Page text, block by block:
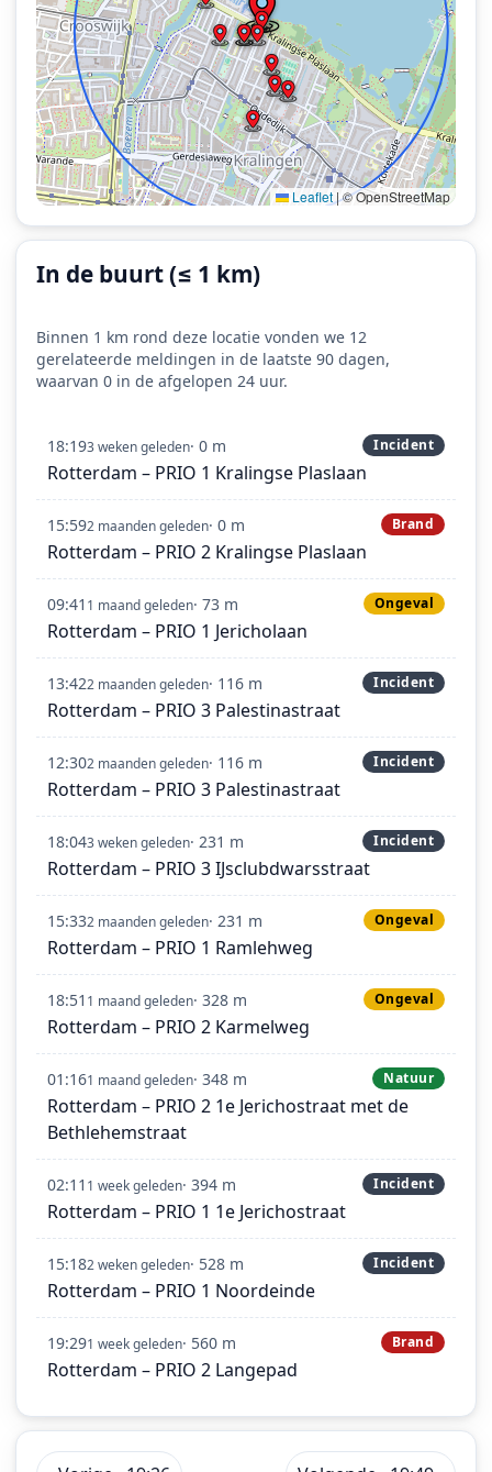
Leaflet |© OpenStreetMap
In de buurt (≤ 1 km)
Binnen 1 km rond deze locatie vonden we 12
gerelateerde meldingen in de laatste 90 dagen,
waarvan 0 in de afgelopen 24 uur.
18:193 weken geleden· 0 m Incident
Rotterdam – PRIO 1 Kralingse Plaslaan
15:592 maanden geleden· 0 m Brand
Rotterdam – PRIO 2 Kralingse Plaslaan
09:41 1 maand geleden· 73 m Ongeval
Rotterdam – PRIO 1 Jericholaan
13:422 maanden geleden· 116 m Incident
Rotterdam – PRIO 3 Palestinastraat
12:302 maanden geleden· 116 m Incident
Rotterdam – PRIO 3 Palestinastraat
18:043 weken geleden· 231 m Incident
Rotterdam – PRIO 3 IJsclubdwarsstraat
15:332 maanden geleden· 231 m Ongeval
Rotterdam – PRIO 1 Ramlehweg
18:51 1 maand geleden· 328 m Ongeval
Rotterdam – PRIO 2 Karmelweg
01:161 maand geleden· 348 m Natuur
Rotterdam – PRIO 2 1e Jerichostraat met de
Bethlehemstraat
02:11 1 week geleden· 394 m Incident
Rotterdam – PRIO 1 1e Jerichostraat
15:182 weken geleden· 528 m Incident
Rotterdam – PRIO 1 Noordeinde
19:291 week geleden· 560 m Brand
Rotterdam – PRIO 2 Langepad